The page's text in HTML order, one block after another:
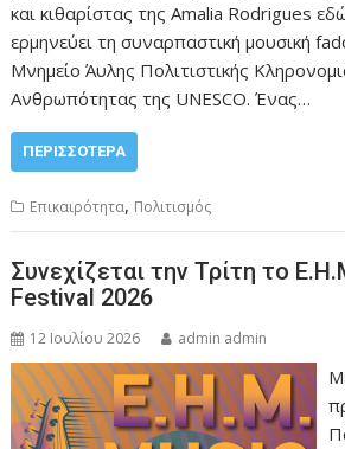
και κιθαρίστας της Amalia Rodrigues
ερμηνεύει τη συναρπαστική μουσική
Μνημείο Άυλης Πολιτιστικής
Ανθρωπότητας της UNESCO. Ένας…
ΠΕΡΙΣΣΌΤΕΡΑ
Επικαιρότητα, Πολιτισμός
Συνεχίζεται την Τρίτη το
Festival 2026
12 Ιουλίου 2026 admin admin